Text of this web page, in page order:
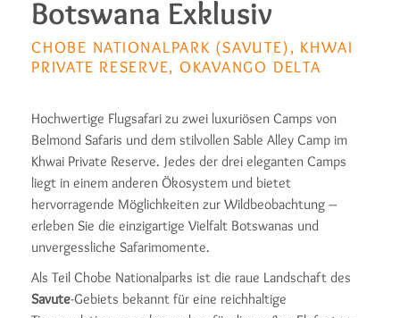
Botswana Exklusiv
CHOBE NATIONALPARK (SAVUTE), KHWAI
PRIVATE RESERVE, OKAVANGO DELTA
Hochwertige Flugsafari zu zwei luxuriösen Camps von
Belmond Safaris und dem stilvollen Sable Alley Camp im
Khwai Private Reserve. Jedes der drei eleganten Camps
liegt in einem anderen Ökosystem und bietet
hervorragende Möglichkeiten zur Wildbeobachtung –
erleben Sie die einzigartige Vielfalt Botswanas und
unvergessliche Safarimomente.
Als Teil Chobe Nationalparks ist die raue Landschaft des
Savute-Gebiets bekannt für eine reichhaltige